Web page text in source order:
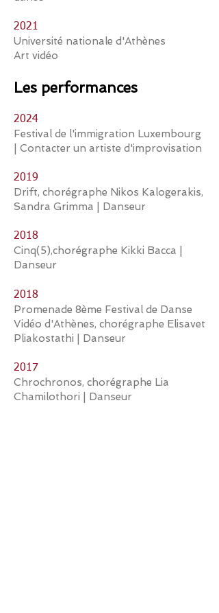
2021
Université nationale d'Athènes
Art vidéo
Les performances
2024
Festival de l'immigration Luxembourg
| Contacter un artiste d'improvisation
2019
Drift, chorégraphe Nikos Kalogerakis,
Sandra Grimma | Danseur
2018
Cinq(5),chorégraphe Kikki Bacca |
Danseur
2018
Promenade 8ème Festival de Danse
Vidéo d'Athènes, chorégraphe Elisavet
Pliakostathi | Danseur
2017
Chrochronos, chorégraphe Lia
Chamilothori | Danseur